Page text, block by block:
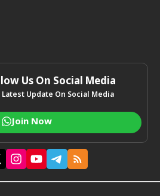
Us On Social Media
Latest Update On Social Media
Join Now